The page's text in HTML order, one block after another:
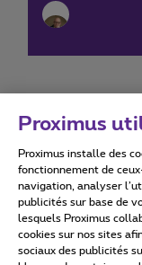
Conditions
Tous droits réservés. ©
Proximus
Proximus installe des
fonctionnement de
navigation, analyser
publicités sur base de
lesquels Proximus
cookies sur nos sites
sociaux des publicités